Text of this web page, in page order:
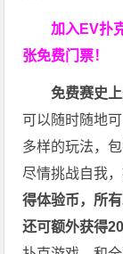
加入EV扑
张免费门票！
免费赛史
可以随时随地
多样的玩法，
尽情挑战自我
得体验币，所
还可额外获得